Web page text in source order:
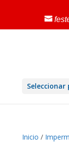
Seleccionar
Inicio /